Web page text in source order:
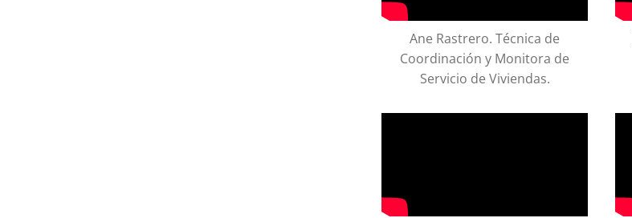
Ane Rastrero. Técnica de
Coordinación y Monitora de
Servicio de Viviendas.